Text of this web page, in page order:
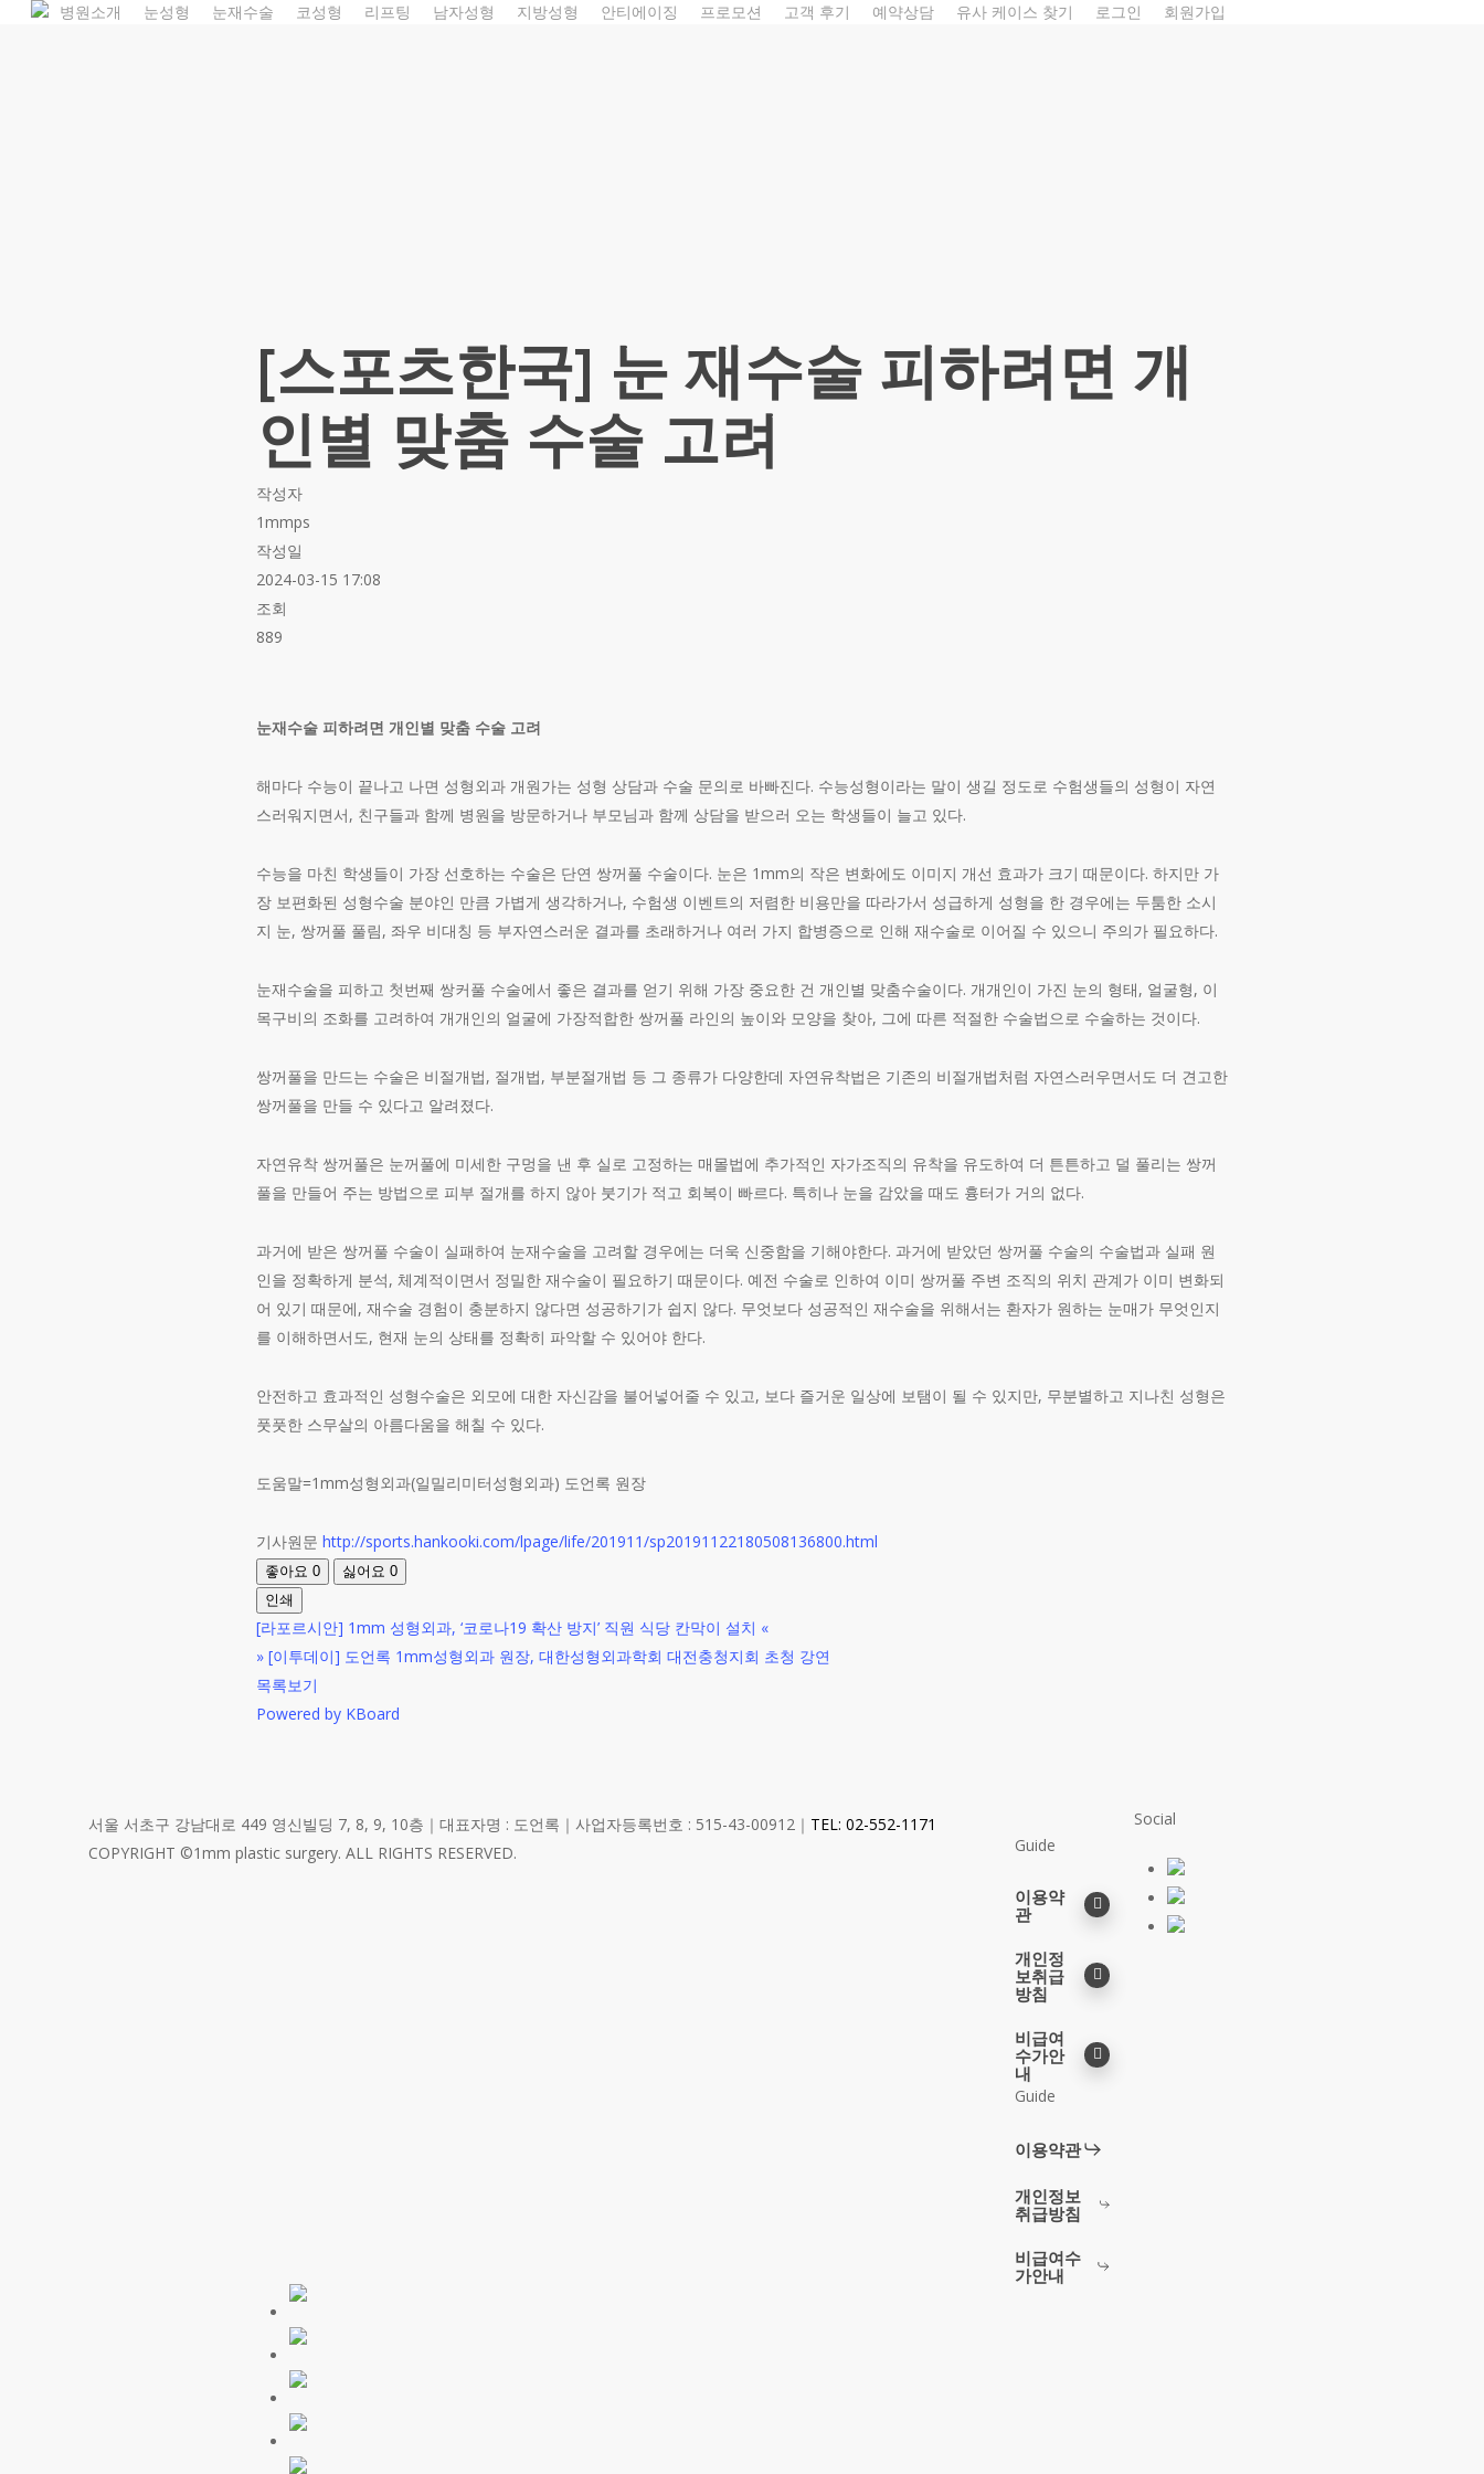
병원소개 눈성형 눈재수술 코성형 리프팅 남자성형 지방성형 안티에이징 프로모션 고객 후기 예약상담 유사 케이스 찾기 로그인 회원가입
[스포츠한국] 눈 재수술 피하려면 개
인별 맞춤 수술 고려
작성자
1mmps
작성일
2024-03-15 17:08
조회
889
눈재수술 피하려면 개인별 맞춤 수술 고려
​해마다 수능이 끝나고 나면 성형외과 개원가는 성형 상담과 수술 문의로 바빠진다. 수능성형이라는 말이 생길 정도로 수험생들의 성형이 자연
스러워지면서, 친구들과 함께 병원을 방문하거나 부모님과 함께 상담을 받으러 오는 학생들이 늘고 있다.
​수능을 마친 학생들이 가장 선호하는 수술은 단연 쌍꺼풀 수술이다. 눈은 1mm의 작은 변화에도 이미지 개선 효과가 크기 때문이다. 하지만 가
장 보편화된 성형수술 분야인 만큼 가볍게 생각하거나, 수험생 이벤트의 저렴한 비용만을 따라가서 성급하게 성형을 한 경우에는 두툼한 소시
지 눈, 쌍꺼풀 풀림, 좌우 비대칭 등 부자연스러운 결과를 초래하거나 여러 가지 합병증으로 인해 재수술로 이어질 수 있으니 주의가 필요하다.
​눈재수술을 피하고 첫번째 쌍커풀 수술에서 좋은 결과를 얻기 위해 가장 중요한 건 개인별 맞춤수술이다. 개개인이 가진 눈의 형태, 얼굴형, 이
목구비의 조화를 고려하여 개개인의 얼굴에 가장적합한 쌍꺼풀 라인의 높이와 모양을 찾아, 그에 따른 적절한 수술법으로 수술하는 것이다.
​쌍꺼풀을 만드는 수술은 비절개법, 절개법, 부분절개법 등 그 종류가 다양한데 자연유착법은 기존의 비절개법처럼 자연스러우면서도 더 견고한
쌍꺼풀을 만들 수 있다고 알려졌다.​
​​자연유착 쌍꺼풀은 눈꺼풀에 미세한 구멍을 낸 후 실로 고정하는 매몰법에 추가적인 자가조직의 유착을 유도하여 더 튼튼하고 덜 풀리는 쌍꺼
풀을 만들어 주는 방법으로 피부 절개를 하지 않아 붓기가 적고 회복이 빠르다. 특히나 눈을 감았을 때도 흉터가 거의 없다.​
​​과거에 받은 쌍꺼풀 수술이 실패하여 눈재수술을 고려할 경우에는 더욱 신중함을 기해야한다. 과거에 받았던 쌍꺼풀 수술의 수술법과 실패 원
인을 정확하게 분석, 체계적이면서 정밀한 재수술이 필요하기 때문이다. 예전 수술로 인하여 이미 쌍꺼풀 주변 조직의 위치 관계가 이미 변화되
어 있기 때문에, 재수술 경험이 충분하지 않다면 성공하기가 쉽지 않다. 무엇보다 성공적인 재수술을 위해서는 환자가 원하는 눈매가 무엇인지
를 이해하면서도, 현재 눈의 상태를 정확히 파악할 수 있어야 한다.​
​​안전하고 효과적인 성형수술은 외모에 대한 자신감을 불어넣어줄 수 있고, 보다 즐거운 일상에 보탬이 될 수 있지만, 무분별하고 지나친 성형은
풋풋한 스무살의 아름다움을 해칠 수 있다.
​도움말=1mm성형외과(일밀리미터성형외과) 도언록 원장
기사원문 http://sports.hankooki.com/lpage/life/201911/sp20191122180508136800.html
좋아요 0 싫어요 0
인쇄
[라포르시안] 1mm 성형외과, ‘코로나19 확산 방지’ 직원 식당 칸막이 설치 «
» [이투데이] 도언록 1mm성형외과 원장, 대한성형외과학회 대전충청지회 초청 강연
목록보기
Powered by KBoard
서울 서초구 강남대로 449 영신빌딩 7, 8, 9, 10층｜대표자명 : 도언록｜사업자등록번호 : 515-43-00912｜ TEL: 02-552-1171
COPYRIGHT ©1mm plastic surgery. ALL RIGHTS RESERVED.
Guide
이용약
관
개인정
보취급
방침
비급여
수가안
내
Guide
이용약관
개인정보
취급방침
비급여수
가안내
Social